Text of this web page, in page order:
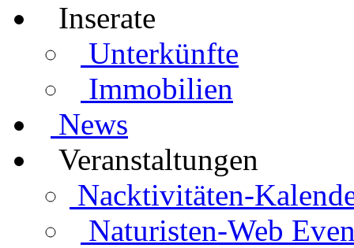
Inserate
Unterkünfte
Immobilien
News
Veranstaltungen
Nacktivitäten-
Naturisten-Web